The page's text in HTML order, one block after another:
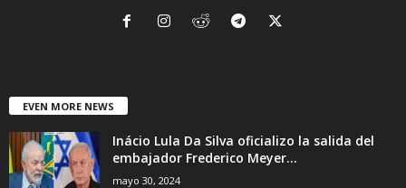
EVEN MORE NEWS
Inácio Lula Da Silva oficializo la salida del
embajador Frederico Meyer...
mayo 30, 2024